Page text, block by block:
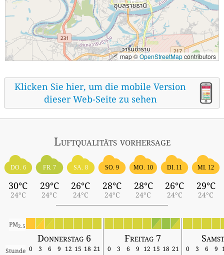
map ©OpenStreetMapcontributors
Klicken Sie hier, um die mobile Version
dieser Web-Seite zu sehen
Luftqualitäts vorhersage
DO. 6
30°C
24°C
FR. 7
29°C
24°C
SA. 8
26°C
24°C
SO. 9
28°C
24°C
MO. 10
28°C
24°C
DI. 11
26°C
24°C
MI. 12
29°C
24°C
PM2.5
Donnerstag 6 Freitag 7
Stunde 0 3 6 9 12 15 18 21 0 3 6 9 12 15 18 21 0 3 6 9